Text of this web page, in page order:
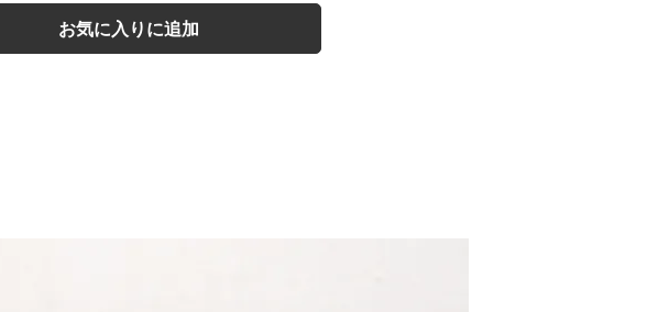
お気に入りに追加